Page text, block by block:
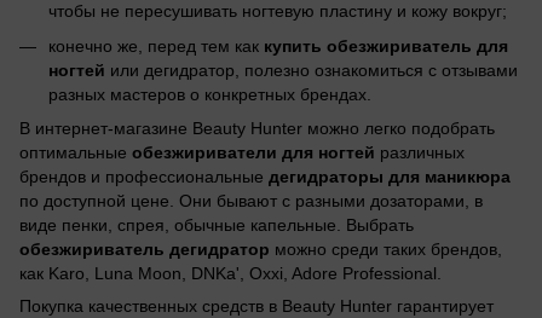
чтобы не пересушивать ногтевую пластину и кожу вокруг;
конечно же, перед тем как купить обезжириватель для
ногтей или дегидратор, полезно ознакомиться с отзывами
разных мастеров о конкретных брендах.
В интернет-магазине Beauty Hunter можно легко подобрать
оптимальные обезжириватели для ногтей различных
брендов и профессиональные дегидраторы для маникюра
по доступной цене. Они бывают с разными дозаторами, в
виде пенки, спрея, обычные капельные. Выбрать
обезжириватель дегидратор можно среди таких брендов,
как Karo, Luna Moon, DNKa', Oxxi, Adore Professional.
Покупка качественных средств в Beauty Hunter гарантирует